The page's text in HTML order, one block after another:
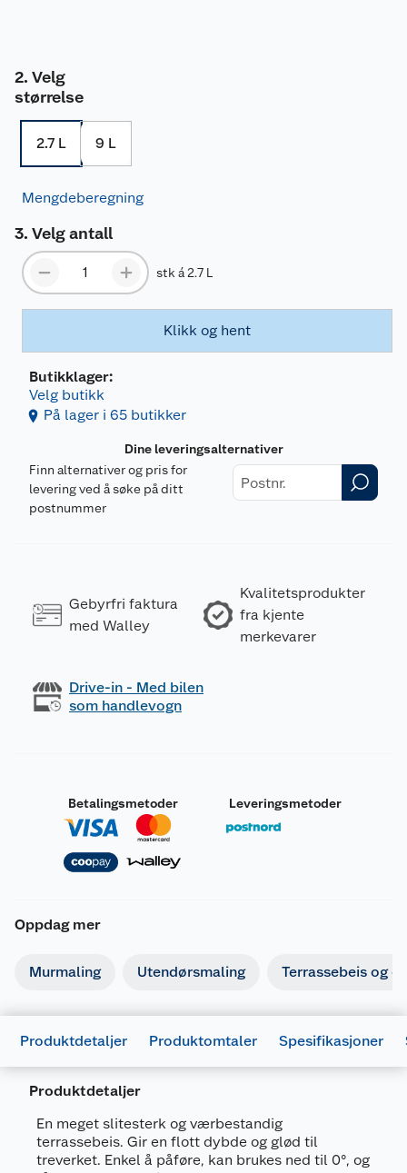
Velg
størrelse
2.7 L 9 L
Mengdeberegning
Velg antall
stk á 2.7 L
Klikk og hent
Butikklager:
Velg butikk
På lager i 65 butikker
Dine leveringsalternativer
Finn alternativer og pris for
levering ved å søke på ditt
postnummer
Gebyrfri faktura
med Walley
Kvalitetsprodukter
fra kjente
merkevarer
Drive-in - Med bilen
som handlevogn
Betalingsmetoder Leveringsmetoder
Oppdag mer
Murmaling Utendørsmaling Terrassebeis og
Produktdetaljer Produktomtaler Spesifikasjoner
Produktdetaljer
En meget slitesterk og værbestandig
terrassebeis. Gir en flott dybde og glød til
treverket. Enkel å påføre, kan brukes ned til 0°, og
Artikkelnummer
7025180689541
Leverandørens artikkelnummer
5596I27